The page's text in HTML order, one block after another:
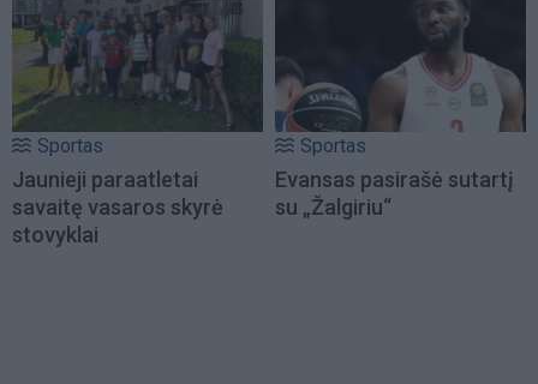
Sportas
Jaunieji paraatletai
savaitę vasaros skyrė
stovyklai
Sportas
Evansas pasirašė sutartį
su „Žalgiriu“